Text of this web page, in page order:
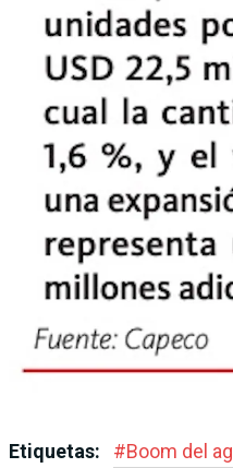
Etiquetas: #Boom del